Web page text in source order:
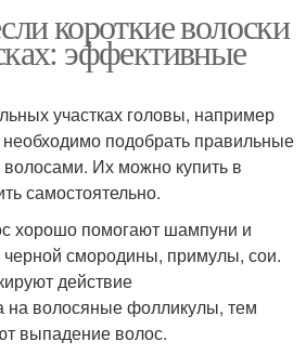
короткие волоски
эффективные
участках головы, например
подобрать правильные
волосами. Их можно купить в
самостоятельно.
хорошо помогают шампуни и
смородины, примулы, сои.
действие
на волосяные фолликулы, тем
выпадение волос.